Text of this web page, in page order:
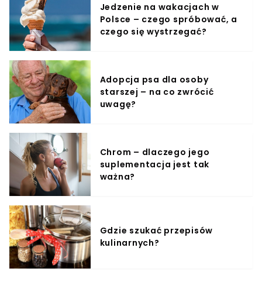
Jedzenie na wakacjach w
Polsce – czego spróbować, a
czego się wystrzegać?
Adopcja psa dla osoby
starszej – na co zwrócić
uwagę?
Chrom – dlaczego jego
suplementacja jest tak
ważna?
Gdzie szukać przepisów
kulinarnych?